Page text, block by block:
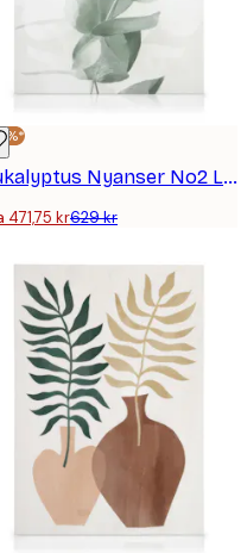
Eukalyptus Nyanser No2 Lerretsbilde
471,75 kr629 kr